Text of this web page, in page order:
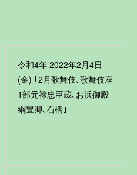
令和4年 2022年2月4日
(金) ｢2月歌舞伎､歌舞伎座
1部元禄忠臣蔵､お浜御殿
綱豊卿､石橋｣